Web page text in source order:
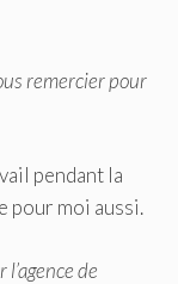
remercier pour
pendant la
pour moi aussi.
de